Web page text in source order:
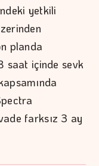
yetkili
planda
saat içinde sevk
farksız 3 ay